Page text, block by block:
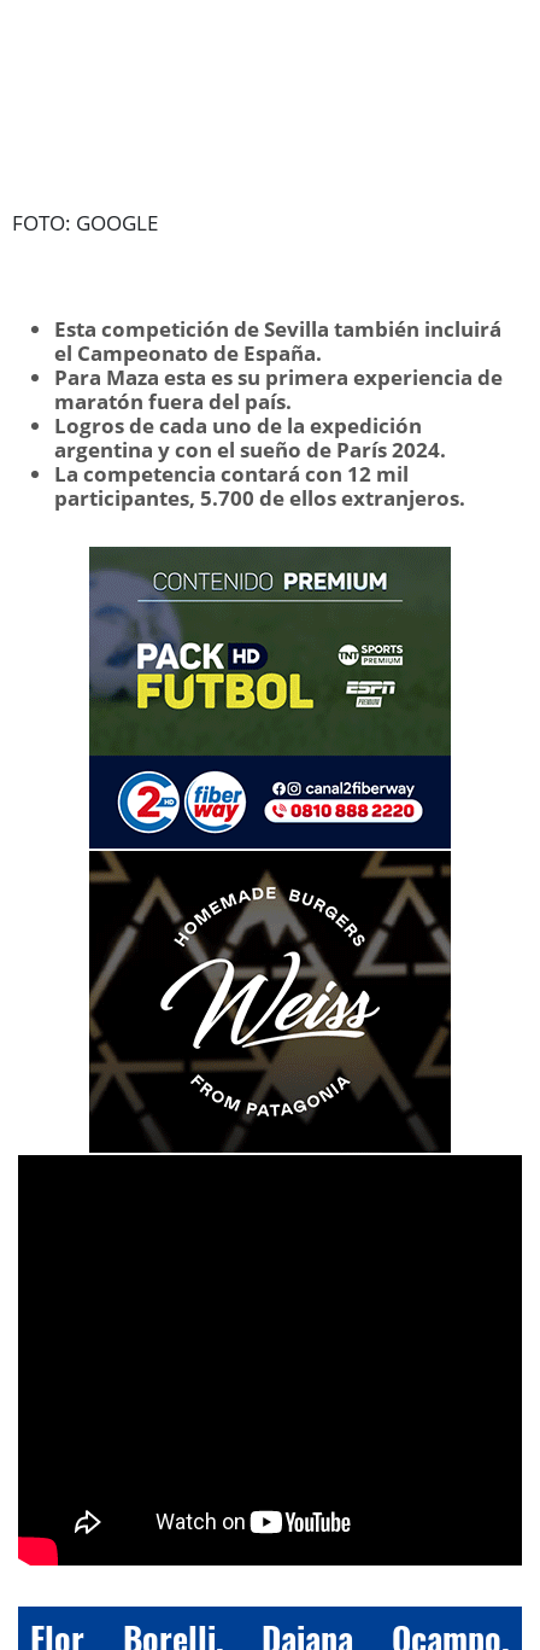
FOTO: GOOGLE
Esta competición de Sevilla también incluirá
el Campeonato de España.
Para Maza esta es su primera experiencia de
maratón fuera del país.
Logros de cada uno de la expedición
argentina y con el sueño de París 2024.
La competencia contará con 12 mil
participantes, 5.700 de ellos extranjeros.
Flor Borelli, Daiana Ocampo,